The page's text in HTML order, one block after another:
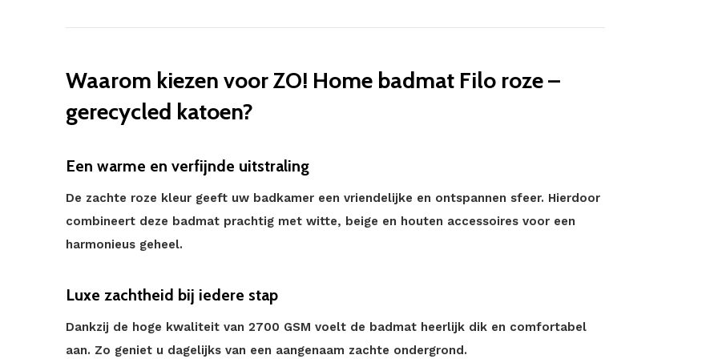
Waarom kiezen voor ZO! Home badmat Filo roze –
gerecycled katoen?
Een warme en verfijnde uitstraling
De zachte roze kleur geeft uw badkamer een vriendelijke en ontspannen sfeer. Hierdoor
combineert deze badmat prachtig met witte, beige en houten accessoires voor een
harmonieus geheel.
Luxe zachtheid bij iedere stap
Dankzij de hoge kwaliteit van 2700 GSM voelt de badmat heerlijk dik en comfortabel
aan. Zo geniet u dagelijks van een aangenaam zachte ondergrond.